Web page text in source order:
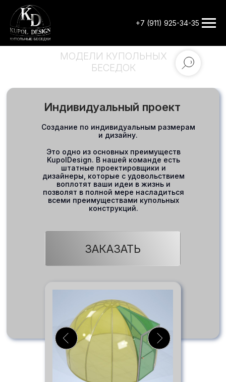
+7 (911) 925-34-35
МОДЕЛИ КУПОЛЬНЫХ
БЕСЕДОК
Индивидуальный проект
Создание по индивидуальным размерам
и дизайну.
ЗАКАЗАТЬ
Это одно из основных преимуществ
KupolDesign. В нашей команде есть
штатные проектировщики и
дизайнеры, которые с удовольствием
воплотят ваши идеи в жизнь и
позволят в полной мере насладиться
всеми преимуществами купольных
конструкций.